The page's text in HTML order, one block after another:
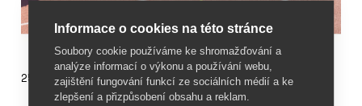
25. srpna 2023
Informace o cookies na této stránce
Soubory cookie používáme ke shromažďování a
analýze informací o výkonu a používání webu,
zajištění fungování funkcí ze sociálních médií a ke
zlepšení a přizpůsobení obsahu a reklam.